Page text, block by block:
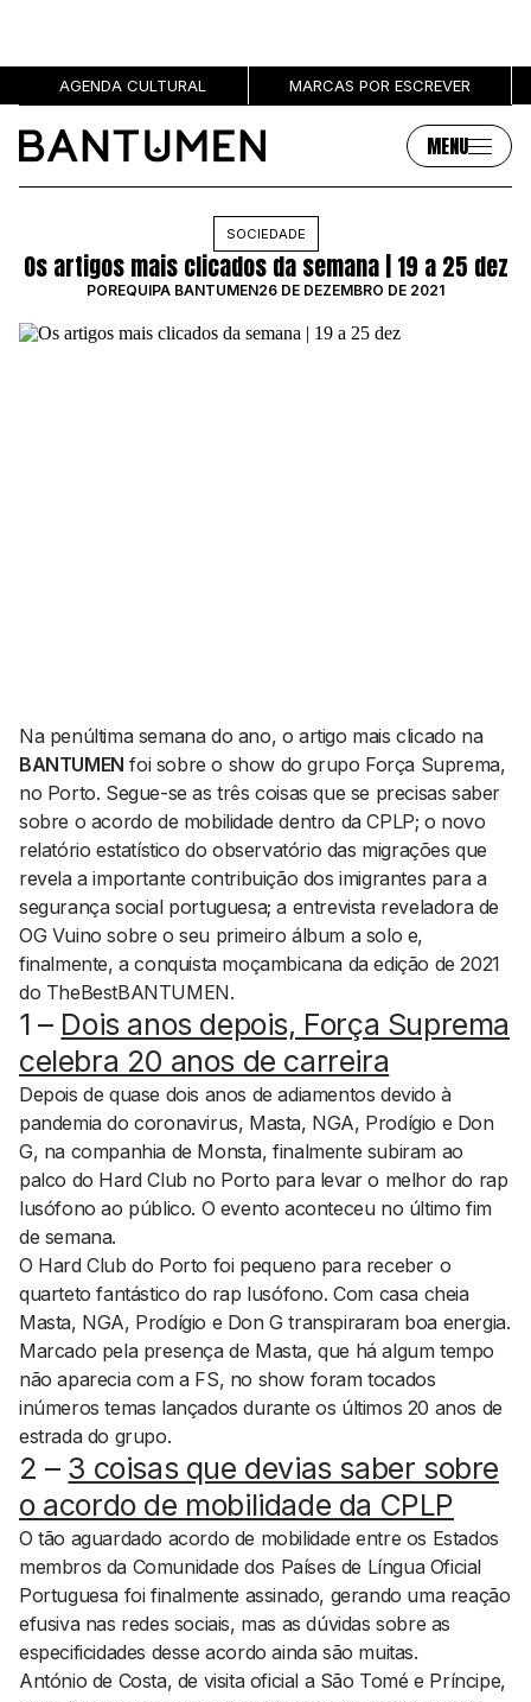
AGENDA CULTURAL MARCAS POR ESCREVER
MENU
MÚSICA
CULTURA
Sobre
SOBRE NÓS
AUTORES
Contactos
EMAIL
GERAL@BANTUMEN.COM
WHATSAPP
+351 912 127 577
Pesquisar
SOCIEDADE
Os artigos mais clicados da semana | 19 a 25 dez
POREQUIPA BANTUMEN26 DE DEZEMBRO DE 2021
Na penúltima semana do ano, o artigo mais clicado na
BANTUMEN foi sobre o show do grupo Força Suprema,
no Porto. Segue-se as três coisas que se precisas saber
sobre o acordo de mobilidade dentro da CPLP; o novo
relatório estatístico do observatório das migrações que
revela a importante contribuição dos imigrantes para a
segurança social portuguesa; a entrevista reveladora de
OG Vuino sobre o seu primeiro álbum a solo e,
finalmente, a conquista moçambicana da edição de 2021
do TheBestBANTUMEN.
1 – Dois anos depois, Força Suprema
celebra 20 anos de carreira
Depois de quase dois anos de adiamentos devido à
pandemia do coronavirus, Masta, NGA, Prodígio e Don
G, na companhia de Monsta, finalmente subiram ao
palco do Hard Club no Porto para levar o melhor do rap
lusófono ao público. O evento aconteceu no último fim
de semana.
O Hard Club do Porto foi pequeno para receber o
quarteto fantástico do rap lusófono. Com casa cheia
Masta, NGA, Prodígio e Don G transpiraram boa energia.
Marcado pela presença de Masta, que há algum tempo
não aparecia com a FS, no show foram tocados
inúmeros temas lançados durante os últimos 20 anos de
estrada do grupo.
2 – 3 coisas que devias saber sobre
o acordo de mobilidade da CPLP
O tão aguardado acordo de mobilidade entre os Estados
membros da Comunidade dos Países de Língua Oficial
Portuguesa foi finalmente assinado, gerando uma reação
efusiva nas redes sociais, mas as dúvidas sobre as
especificidades desse acordo ainda são muitas.
António de Costa, de visita oficial a São Tomé e Príncipe,